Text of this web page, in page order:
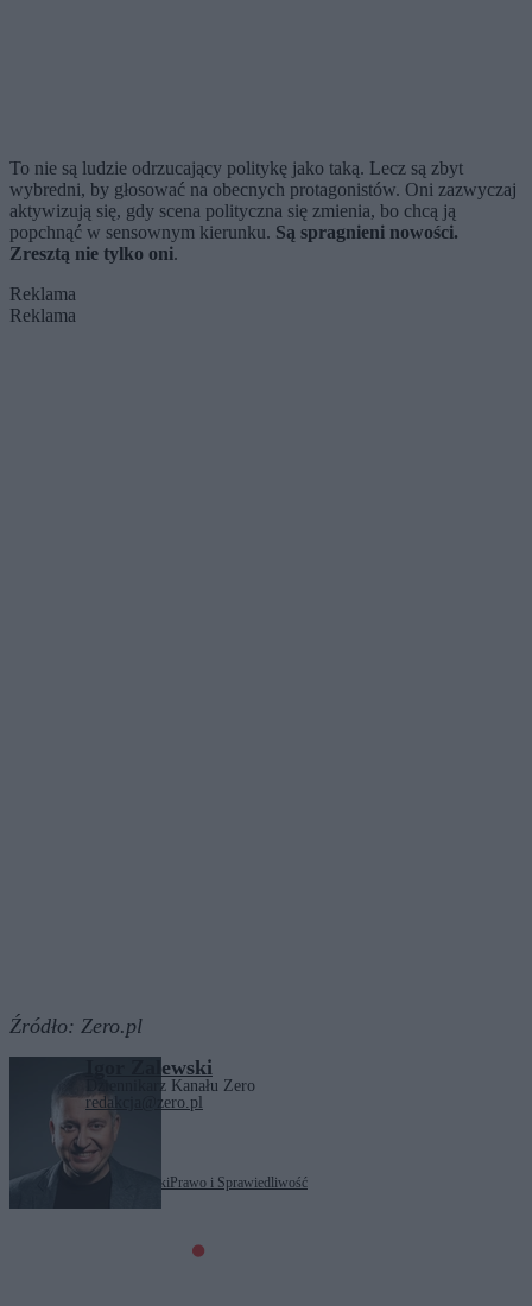
To nie są ludzie odrzucający politykę jako taką. Lecz są zbyt
wybredni, by głosować na obecnych protagonistów. Oni zazwyczaj
aktywizują się, gdy scena polityczna się zmienia, bo chcą ją
popchnąć w sensownym kierunku. Są spragnieni nowości.
Zresztą nie tylko oni.
Reklama
Reklama
Źródło: Zero.pl
Igor Zalewski
Dziennikarz Kanału Zero
redakcja@zero.pl
Tagi:Mateusz Morawiecki Prawo i Sprawiedliwość